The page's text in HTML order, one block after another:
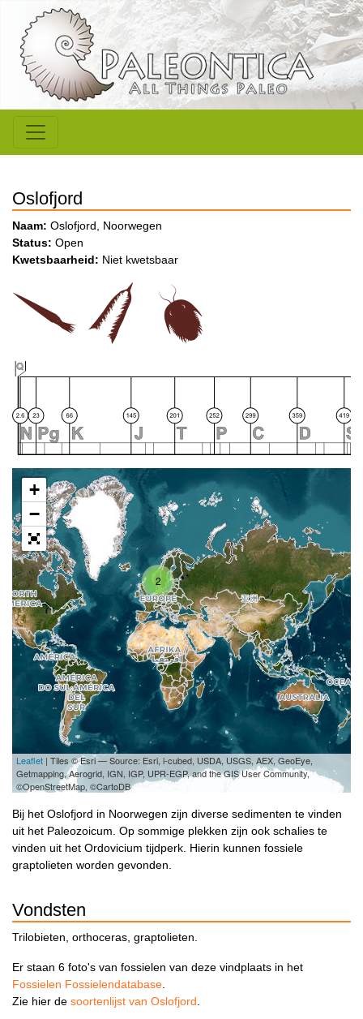
Oslofjord
Naam: Oslofjord, Noorwegen
Status: Open
Kwetsbaarheid: Niet kwetsbaar
2
+
−
Leaflet | Tiles © Esri — Source: Esri, i-cubed, USDA, USGS, AEX, GeoEye,
Getmapping, Aerogrid, IGN, IGP, UPR-EGP, and the GIS User Community,
©OpenStreetMap, ©CartoDB
Bij het Oslofjord in Noorwegen zijn diverse sedimenten te vinden
uit het Paleozoicum. Op sommige plekken zijn ook schalies te
vinden uit het Ordovicium tijdperk. Hierin kunnen fossiele
graptolieten worden gevonden.
Vondsten
Trilobieten, orthoceras, graptolieten.
Er staan 6 foto's van fossielen van deze vindplaats in het
Fossielen Fossielendatabase.
Zie hier de soortenlijst van Oslofjord.